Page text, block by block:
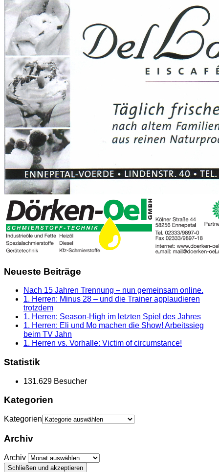
Neueste Beiträge
Nach 15 Jahren Trennung – nun gemeinsam online.
1. Herren: Minus 28 – und die Trainer applaudieren
trotzdem
1. Herren: Season-High im letzten Spiel des Jahres
1. Herren: Eli und Mo machen die Show! Arbeitssieg
beim TV Jahn
1. Herren vs. Vorhalle: Victim of circumstance!
Statistik
131.629 Besucher
Kategorien
Kategorien
Archiv
Archiv